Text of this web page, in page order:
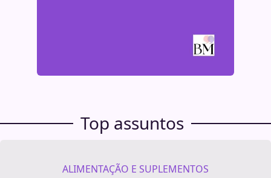
Top assuntos
ALIMENTAÇÃO E SUPLEMENTOS